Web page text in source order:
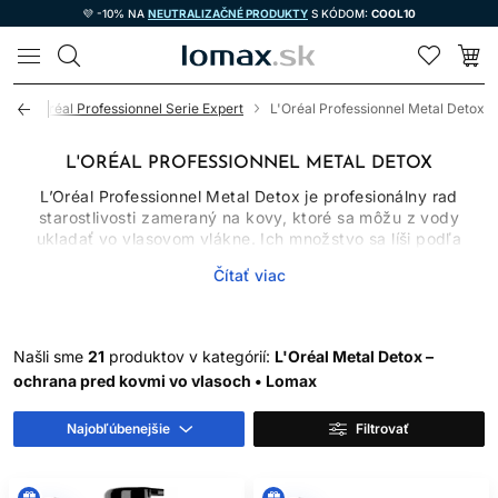
💜 -10% NA NEUTRALIZAČNÉ PRODUKTY S KÓDOM: COOL10
LOMAX
L'Oréal Professionnel Serie Expert L'Oréal Professionnel Metal Detox
L'ORÉAL PROFESSIONNEL METAL DETOX
L’Oréal Professionnel Metal Detox je profesionálny rad
starostlivosti zameraný na kovy, ktoré sa môžu z vody
ukladať vo vlasovom vlákne. Ich množstvo sa líši podľa
farbení alebo zosvetľovaní môžu kovy reagovať s oxidačnou
Rad nie je zdravotníckou detoxikáciou organizmu a
nenahrádza úpravu zdroja vody. Ide o kozmetickú
starostlivosť o vlasové vlákno.
Čítať viac
Našli sme 21 produktov v kategórií: L'Oréal Metal Detox –
ochrana pred kovmi vo vlasoch • Lomax
Najobľúbenejšie Filtrovať